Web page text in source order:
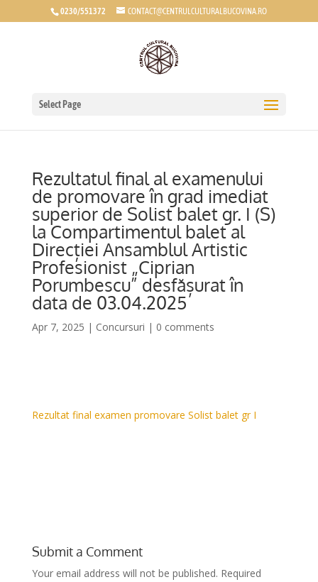
0230/551372 CONTACT@CENTRULCULTURALBUCOVINA.RO
Select Page
Rezultatul final al examenului
de promovare în grad imediat
superior de Solist balet gr. I (S)
la Compartimentul balet al
Direcției Ansamblul Artistic
Profesionist „Ciprian
Porumbescu” desfășurat în
data de 03.04.2025
Apr 7, 2025 | Concursuri | 0 comments
Rezultat final examen promovare Solist balet gr I
Submit a Comment
Your email address will not be published. Required